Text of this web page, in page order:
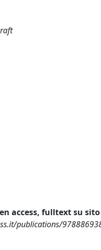
access, fulltext su
publications/